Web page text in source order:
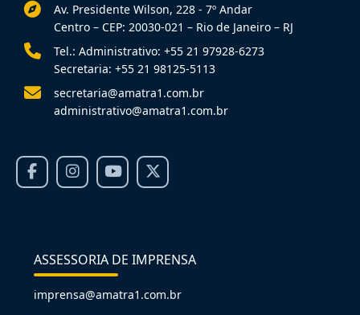
Av. Presidente Wilson, 228 - 7º Andar
Centro – CEP: 20030-021 – Rio de Janeiro – RJ
Tel.: Administrativo: +55 21 97928-6273
Secretaria: +55 21 98125-5113
secretaria@amatra1.com.br
administrativo@amatra1.com.br
ASSESSORIA DE IMPRENSA
imprensa@amatra1.com.br